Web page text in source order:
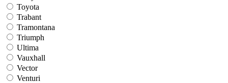
Toyota
Trabant
Tramontana
Triumph
Ultima
Vauxhall
Vector
Venturi